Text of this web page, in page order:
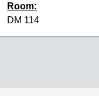
Room:
DM 114